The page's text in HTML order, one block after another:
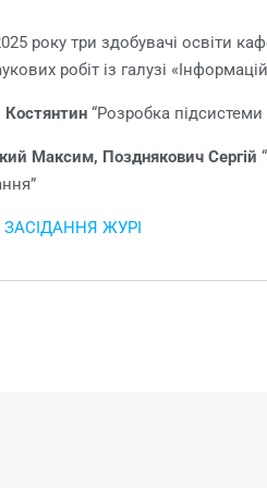
року три здобувачі освіти
робіт із галузі
Костянтин “Розробка
Максим, Позднякович Сергій
ЖУРІ